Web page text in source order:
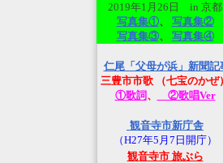
2019年1月26日 in 京都
写真集①、 写真集②
写真集③、 写真集④
仁尾「父母が浜」新聞記
三豊市市歌 （七宝のかぜ）
①歌詞、 ②歌唱Ver
観音寺市新庁舎
（H27年5月7日開庁）
観音寺市 旅ぶら